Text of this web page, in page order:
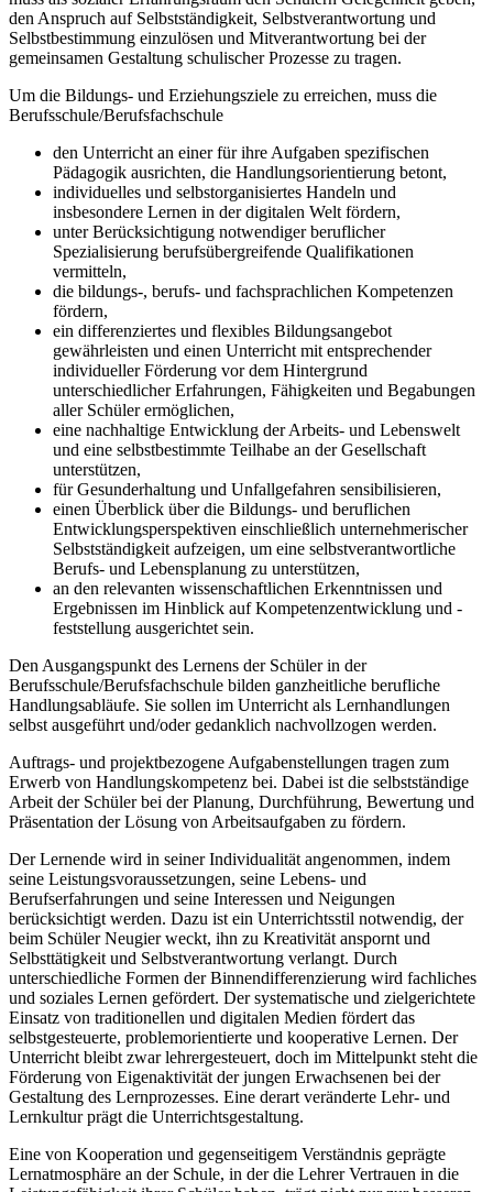
den Anspruch auf Selbstständigkeit, Selbstverantwortung und
Selbstbestimmung einzulösen und Mitverantwortung bei der
gemeinsamen Gestaltung schulischer Prozesse zu tragen.
Um die Bildungs- und Erziehungsziele zu erreichen, muss die
Berufsschule/Berufsfachschule
den Unterricht an einer für ihre Aufgaben spezifischen
Pädagogik ausrichten, die Handlungsorientierung betont,
individuelles und selbstorganisiertes Handeln und
insbesondere Lernen in der digitalen Welt fördern,
unter Berücksichtigung notwendiger beruflicher
Spezialisierung berufsübergreifende Qualifikationen
vermitteln,
die bildungs-, berufs- und fachsprachlichen Kompetenzen
fördern,
ein differenziertes und flexibles Bildungsangebot
gewährleisten und einen Unterricht mit entsprechender
individueller Förderung vor dem Hintergrund
unterschiedlicher Erfahrungen, Fähigkeiten und Begabungen
aller Schüler ermöglichen,
eine nachhaltige Entwicklung der Arbeits- und Lebenswelt
und eine selbstbestimmte Teilhabe an der Gesellschaft
unterstützen,
für Gesunderhaltung und Unfallgefahren sensibilisieren,
einen Überblick über die Bildungs- und beruflichen
Entwicklungsperspektiven einschließlich unternehmerischer
Selbstständigkeit aufzeigen, um eine selbstverantwortliche
Berufs- und Lebensplanung zu unterstützen,
an den relevanten wissenschaftlichen Erkenntnissen und
Ergebnissen im Hinblick auf Kompetenzentwicklung und -
feststellung ausgerichtet sein.
Den Ausgangspunkt des Lernens der Schüler in der
Berufsschule/Berufsfachschule bilden ganzheitliche berufliche
Handlungsabläufe. Sie sollen im Unterricht als Lernhandlungen
selbst ausgeführt und/oder gedanklich nachvollzogen werden.
Auftrags- und projektbezogene Aufgabenstellungen tragen zum
Erwerb von Handlungskompetenz bei. Dabei ist die selbstständige
Arbeit der Schüler bei der Planung, Durchführung, Bewertung und
Präsentation der Lösung von Arbeitsaufgaben zu fördern.
Der Lernende wird in seiner Individualität angenommen, indem
seine Leistungsvoraussetzungen, seine Lebens- und
Berufserfahrungen und seine Interessen und Neigungen
berücksichtigt werden. Dazu ist ein Unterrichtsstil notwendig, der
beim Schüler Neugier weckt, ihn zu Kreativität anspornt und
Selbsttätigkeit und Selbstverantwortung verlangt. Durch
unterschiedliche Formen der Binnendifferenzierung wird fachliches
und soziales Lernen gefördert. Der systematische und zielgerichtete
Einsatz von traditionellen und digitalen Medien fördert das
selbstgesteuerte, problemorientierte und kooperative Lernen. Der
Unterricht bleibt zwar lehrergesteuert, doch im Mittelpunkt steht die
Förderung von Eigenaktivität der jungen Erwachsenen bei der
Gestaltung des Lernprozesses. Eine derart veränderte Lehr- und
Lernkultur prägt die Unterrichtsgestaltung.
Eine von Kooperation und gegenseitigem Verständnis geprägte
Lernatmosphäre an der Schule, in der die Lehrer Vertrauen in die